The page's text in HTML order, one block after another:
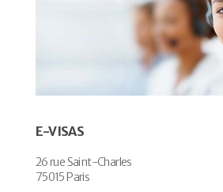
E-VISAS
26 rue Saint-Charles
75015 Paris